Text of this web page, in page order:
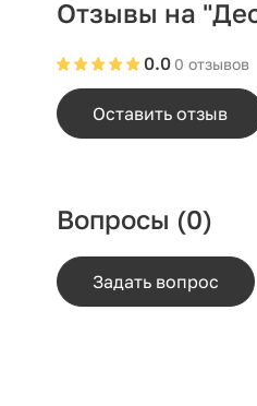
Отзывы на
0 отзывов
0.0
Оставить отзыв
Вопросы (0)
Задать вопрос